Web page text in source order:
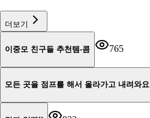
더보기
이중모 친구들 추천템-콤 765
모든 곳을 점프를 해서 올라가고 내려와요